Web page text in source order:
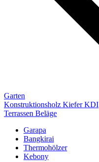
Garten
Konstruktionsholz Kiefer KDI
Terrassen Beläge
Garapa
Bangkirai
Thermohölzer
Kebony